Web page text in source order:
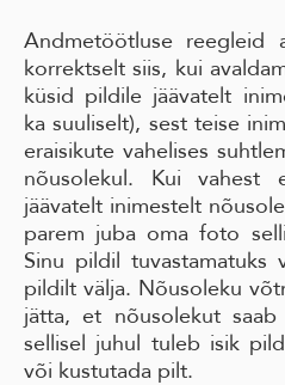
Andmetöötluse reegleid
korrektselt siis, kui
küsid pildile jäävatelt
ka suuliselt), sest teise
eraisikute vahelises
nõusolekul. Kui
jäävatelt inimestelt
parem juba oma foto
Sinu pildil
pildilt välja. Nõusoleku
jätta, et nõusolekut
sellisel juhul tuleb isik
või kustutada pilt.